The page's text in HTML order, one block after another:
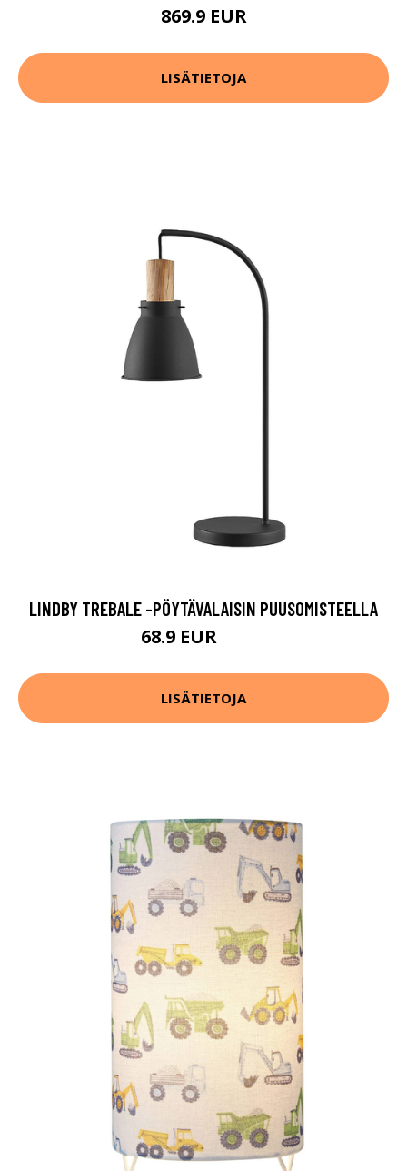
869.9 EUR
LISÄTIETOJA
LINDBY TREBALE -PÖYTÄVALAISIN PUUSOMISTEELLA
68.9 EUR
LISÄTIETOJA